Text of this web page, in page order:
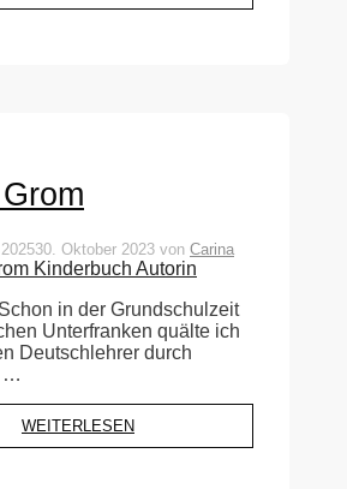
30. Oktober 2023 von Carina
in der Grundschulzeit
Unterfranken quälte ich
Deutschlehrer durch
…
WEITERLESEN